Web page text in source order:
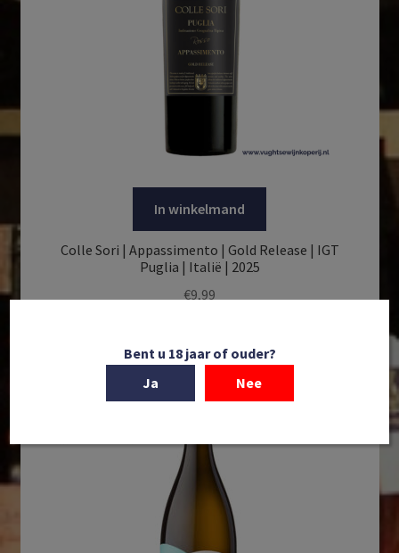
In winkelmand
Colle Sori | Appassimento | Gold Release | IGT
Puglia | Italië | 2025
€9,99
Bent u 18 jaar of ouder?
Ja
Nee